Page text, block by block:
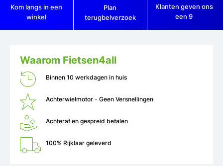
Kom langs in een
winkel
Plan
terugbelverzoek
Klanten geven ons
een 9
Waarom Fietsen4all
Binnen 10 werkdagen in huis
Achterwielmotor - Geen Versnellingen
Achteraf en gespreid betalen
100% Rijklaar geleverd